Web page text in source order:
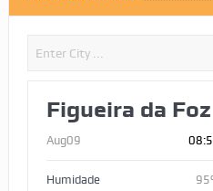
Figueira da Foz
Aug09
Humidade